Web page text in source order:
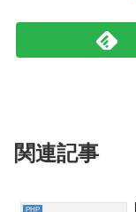
関連記事
PHP